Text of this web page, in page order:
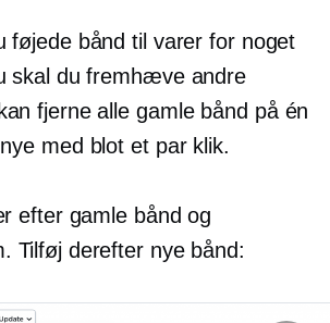
føjede bånd til varer for noget
skal du fremhæve andre
fjerne alle gamle bånd på én
med blot et par klik.
efter gamle bånd og
Tilføj derefter nye bånd: